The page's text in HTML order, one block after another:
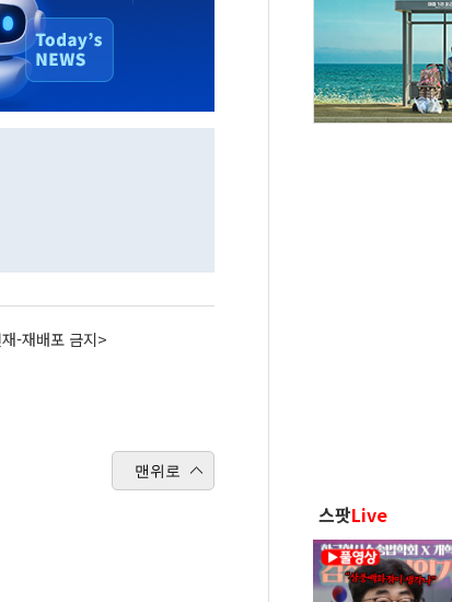
-재배포 금지>
맨위로
스팟Live